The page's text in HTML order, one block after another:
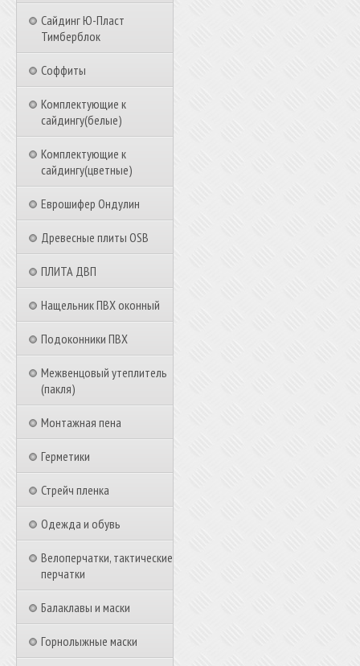
Сайдинг Ю-Пласт
Тимберблок
Соффиты
Комплектующие к
сайдингу(белые)
Комплектующие к
сайдингу(цветные)
Еврошифер Ондулин
Древесные плиты OSB
ПЛИТА ДВП
Нащельник ПВХ оконный
Подоконники ПВХ
Межвенцовый утеплитель
(пакля)
Монтажная пена
Герметики
Стрейч пленка
Одежда и обувь
Велоперчатки, тактические
перчатки
Балаклавы и маски
Горнолыжные маски